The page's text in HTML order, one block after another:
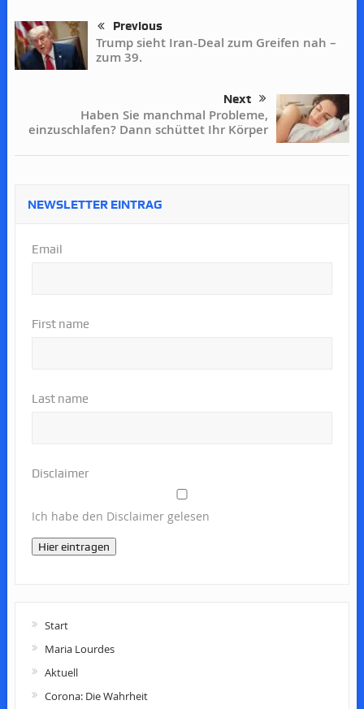
Previous
Trump sieht Iran-Deal zum Greifen nah –
zum 39.
Next
Haben Sie manchmal Probleme,
einzuschlafen? Dann schüttet Ihr Körper
NEWSLETTER EINTRAG
Email
First name
Last name
Disclaimer
Ich habe den Disclaimer gelesen
Hier eintragen
Start
Maria Lourdes
Aktuell
Corona: Die Wahrheit